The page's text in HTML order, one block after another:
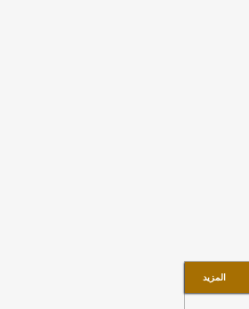
الأسهم تغلق مرتفعة عند 10823
المزيد